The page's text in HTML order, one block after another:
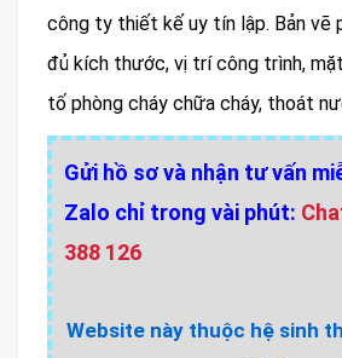
công ty thiết kế uy tín lập. Bản vẽ
đủ kích thước, vị trí công trình,
tố phòng cháy chữa cháy, thoát
Gửi hồ sơ và nhận tư vấn
Zalo chỉ trong vài phút:
388 126
Website này thuộc hệ sinh